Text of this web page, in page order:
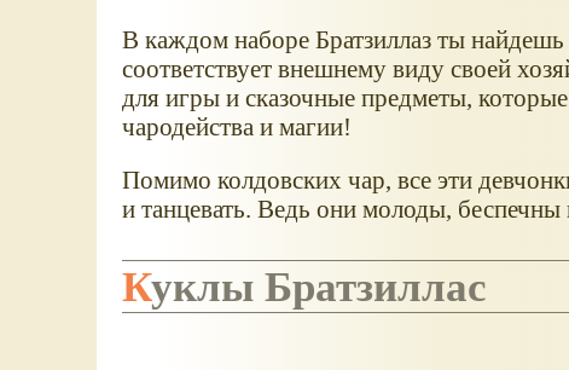
В каждом наборе Братзиллаз ты
соответствует внешнему виду своей
для игры и сказочные предметы,
чародейства и магии!
Помимо колдовских чар, все эти
и танцевать. Ведь они молоды, беспечны
Куклы Братзиллас